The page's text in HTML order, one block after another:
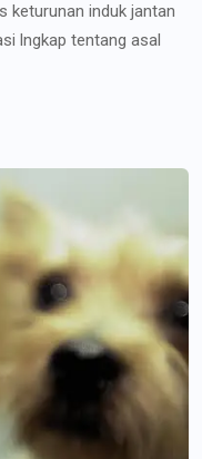
keturunan induk jantan
lngkap tentang asal